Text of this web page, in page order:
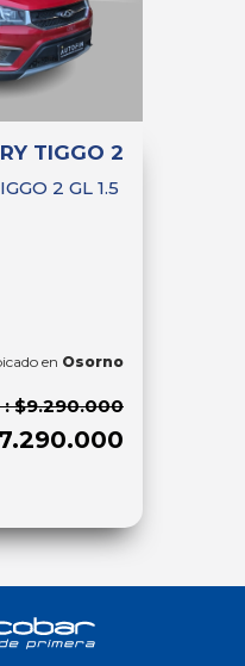
TIGGO 2
2 GL 1.5
en Osorno
: $9.290.000